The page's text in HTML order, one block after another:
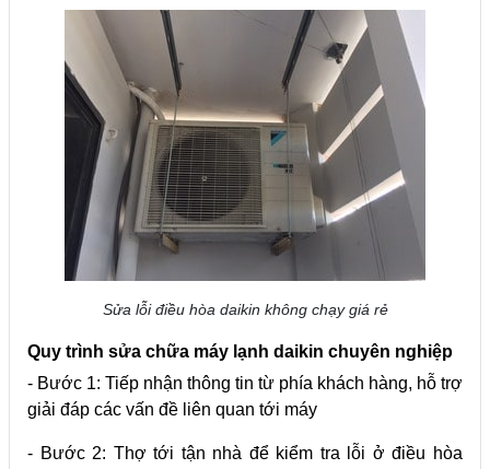
Sửa lỗi điều hòa daikin không chạy giá rẻ
Quy trình sửa chữa máy lạnh daikin chuyên nghiệp
- Bước 1: Tiếp nhận thông tin từ phía khách hàng, hỗ trợ
giải đáp các vấn đề liên quan tới máy
- Bước 2: Thợ tới tận nhà để kiểm tra lỗi ở điều hòa